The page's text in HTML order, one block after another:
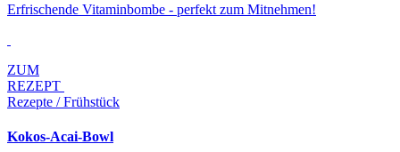
Erfrischende Vitaminbombe - perfekt zum Mitnehmen!
ZUM
REZEPT
Rezepte / Frühstück
Kokos-Acai-Bowl